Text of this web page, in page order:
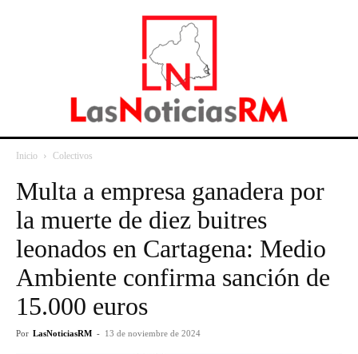
Inicio Colectivos
Multa a empresa ganadera por
la muerte de diez buitres
leonados en Cartagena: Medio
Ambiente confirma sanción de
15.000 euros
Por LasNoticiasRM - 13 de noviembre de 2024